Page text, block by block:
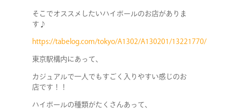
そこでオススメしたいハイボールのお店がありま
す♪
https://tabelog.com/tokyo/A1302/A130201/13221770/
東京駅構内にあって、
カジュアルで一人でもすごく入りやすい感じのお
店です！！
ハイボールの種類がたくさんあって、